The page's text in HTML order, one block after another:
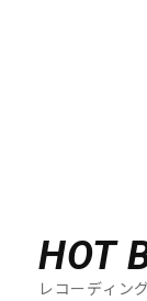
HOT
レコーディン